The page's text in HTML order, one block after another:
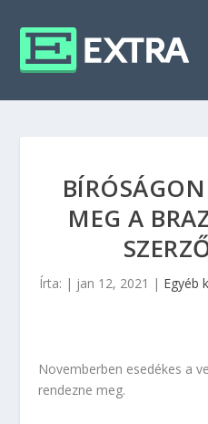
MEG A
Írta: | jan 12, 2021 | Egyéb
Novemberben esedékes a
rendezne meg.